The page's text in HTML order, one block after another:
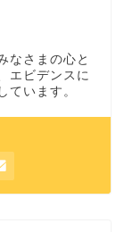
なさまの心と
エビデンスに
ています。